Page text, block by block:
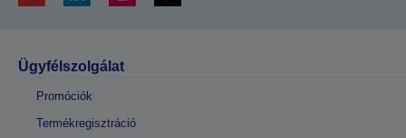
Ügyfélszolgálat
Promóciók
Termékregisztráció